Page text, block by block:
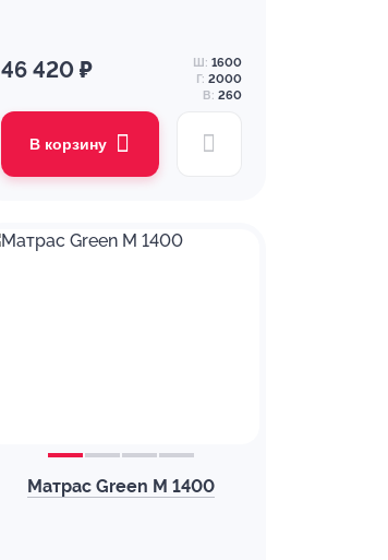
46 420 ₽ Ш: 1600
Г: 2000
В: 260
В корзину
Матрас Green M 1400